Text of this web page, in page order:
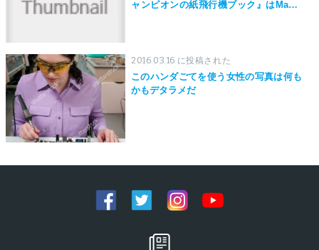
ャンピオンの紙飛行機ブック』はMaker
2016.03.16 に投稿された
このハンダごてを使う女性の写真は何も
かもデタラメだ